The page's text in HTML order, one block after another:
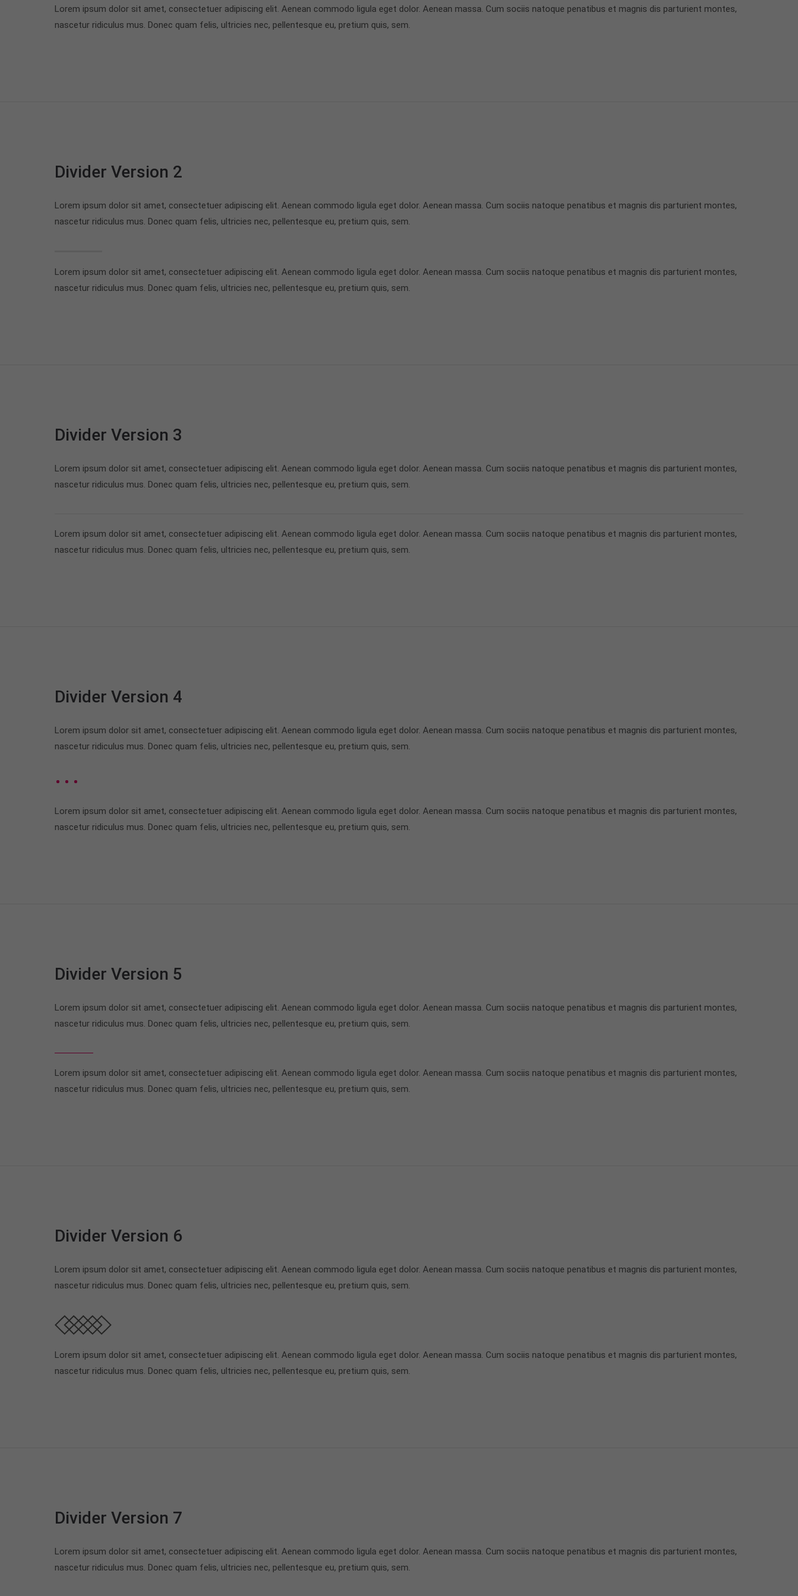
Lorem ipsum dolor sit amet, consectetuer adipiscing elit. Aenean commodo ligula eget dolor. Aenean massa. Cum sociis natoque penatibus et magnis dis parturient montes,
nascetur ridiculus mus. Donec quam felis, ultricies nec, pellentesque eu, pretium quis, sem.
Divider Version 2
Lorem ipsum dolor sit amet, consectetuer adipiscing elit. Aenean commodo ligula eget dolor. Aenean massa. Cum sociis natoque penatibus et magnis dis parturient montes,
nascetur ridiculus mus. Donec quam felis, ultricies nec, pellentesque eu, pretium quis, sem.
Lorem ipsum dolor sit amet, consectetuer adipiscing elit. Aenean commodo ligula eget dolor. Aenean massa. Cum sociis natoque penatibus et magnis dis parturient montes,
nascetur ridiculus mus. Donec quam felis, ultricies nec, pellentesque eu, pretium quis, sem.
Divider Version 3
Lorem ipsum dolor sit amet, consectetuer adipiscing elit. Aenean commodo ligula eget dolor. Aenean massa. Cum sociis natoque penatibus et magnis dis parturient montes,
nascetur ridiculus mus. Donec quam felis, ultricies nec, pellentesque eu, pretium quis, sem.
Lorem ipsum dolor sit amet, consectetuer adipiscing elit. Aenean commodo ligula eget dolor. Aenean massa. Cum sociis natoque penatibus et magnis dis parturient montes,
nascetur ridiculus mus. Donec quam felis, ultricies nec, pellentesque eu, pretium quis, sem.
Divider Version 4
Lorem ipsum dolor sit amet, consectetuer adipiscing elit. Aenean commodo ligula eget dolor. Aenean massa. Cum sociis natoque penatibus et magnis dis parturient montes,
nascetur ridiculus mus. Donec quam felis, ultricies nec, pellentesque eu, pretium quis, sem.
Lorem ipsum dolor sit amet, consectetuer adipiscing elit. Aenean commodo ligula eget dolor. Aenean massa. Cum sociis natoque penatibus et magnis dis parturient montes,
nascetur ridiculus mus. Donec quam felis, ultricies nec, pellentesque eu, pretium quis, sem.
Divider Version 5
Lorem ipsum dolor sit amet, consectetuer adipiscing elit. Aenean commodo ligula eget dolor. Aenean massa. Cum sociis natoque penatibus et magnis dis parturient montes,
nascetur ridiculus mus. Donec quam felis, ultricies nec, pellentesque eu, pretium quis, sem.
Lorem ipsum dolor sit amet, consectetuer adipiscing elit. Aenean commodo ligula eget dolor. Aenean massa. Cum sociis natoque penatibus et magnis dis parturient montes,
nascetur ridiculus mus. Donec quam felis, ultricies nec, pellentesque eu, pretium quis, sem.
Divider Version 6
Lorem ipsum dolor sit amet, consectetuer adipiscing elit. Aenean commodo ligula eget dolor. Aenean massa. Cum sociis natoque penatibus et magnis dis parturient montes,
nascetur ridiculus mus. Donec quam felis, ultricies nec, pellentesque eu, pretium quis, sem.
Lorem ipsum dolor sit amet, consectetuer adipiscing elit. Aenean commodo ligula eget dolor. Aenean massa. Cum sociis natoque penatibus et magnis dis parturient montes,
nascetur ridiculus mus. Donec quam felis, ultricies nec, pellentesque eu, pretium quis, sem.
Divider Version 7
Lorem ipsum dolor sit amet, consectetuer adipiscing elit. Aenean commodo ligula eget dolor. Aenean massa. Cum sociis natoque penatibus et magnis dis parturient montes,
nascetur ridiculus mus. Donec quam felis, ultricies nec, pellentesque eu, pretium quis, sem.